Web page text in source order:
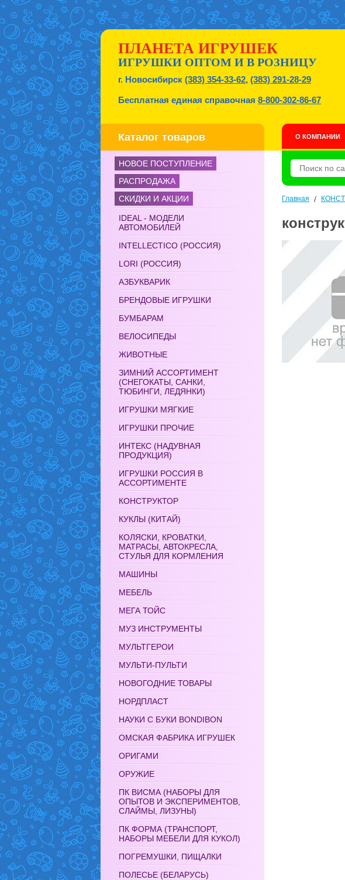
ПЛАНЕТА ИГРУШЕК
ИГРУШКИ ОПТОМ И В РОЗНИЦУ
г. Новосибирск (383) 354-33-62, (383) 291-28-29
Бесплатная единая справочная 8-800-302-86-67
Каталог товаров О КОМПАНИИ
НОВОЕ ПОСТУПЛЕНИЕ
РАСПРОДАЖА
СКИДКИ И АКЦИИ
IDEAL - МОДЕЛИ
АВТОМОБИЛЕЙ
INTELLECTICO (РОССИЯ)
LORI (РОССИЯ)
АЗБУКВАРИК
БРЕНДОВЫЕ ИГРУШКИ
БУМБАРАМ
ВЕЛОСИПЕДЫ
ЖИВОТНЫЕ
ЗИМНИЙ АССОРТИМЕНТ
(СНЕГОКАТЫ, САНКИ,
ТЮБИНГИ, ЛЕДЯНКИ)
ИГРУШКИ МЯГКИЕ
ИГРУШКИ ПРОЧИЕ
ИНТЕКС (НАДУВНАЯ
ПРОДУКЦИЯ)
ИГРУШКИ РОССИЯ В
АССОРТИМЕНТЕ
КОНСТРУКТОР
КУКЛЫ (КИТАЙ)
КОЛЯСКИ, КРОВАТКИ,
МАТРАСЫ, АВТОКРЕСЛА,
СТУЛЬЯ ДЛЯ КОРМЛЕНИЯ
МАШИНЫ
МЕБЕЛЬ
МЕГА ТОЙС
МУЗ ИНСТРУМЕНТЫ
МУЛЬТГЕРОИ
МУЛЬТИ-ПУЛЬТИ
НОВОГОДНИЕ ТОВАРЫ
НОРДПЛАСТ
НАУКИ С БУКИ BONDIBON
ОМСКАЯ ФАБРИКА ИГРУШЕК
ОРИГАМИ
ОРУЖИЕ
ПК ВИСМА (НАБОРЫ ДЛЯ
ОПЫТОВ И ЭКСПЕРИМЕНТОВ,
СЛАЙМЫ, ЛИЗУНЫ)
ПК ФОРМА (ТРАНСПОРТ,
НАБОРЫ МЕБЕЛИ ДЛЯ КУКОЛ)
ПОГРЕМУШКИ, ПИЩАЛКИ
ПОЛЕСЬЕ (БЕЛАРУСЬ)
Главная /